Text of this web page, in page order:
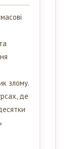
злому.
де